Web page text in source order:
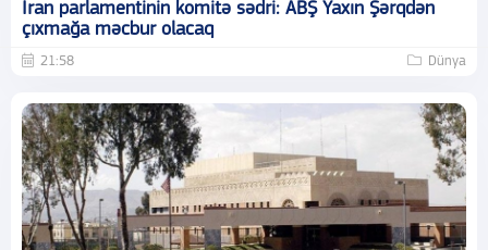
İran parlamentinin komitə sədri: ABŞ Yaxın Şərqdən
çıxmağa məcbur olacaq
21:58 Dünya